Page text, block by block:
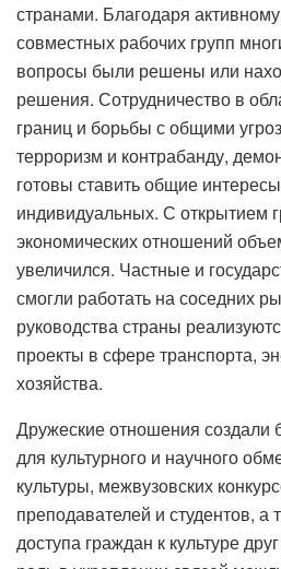
странами. Благодаря
совместных рабочих групп
вопросы были решены или
решения. Сотрудничество в
границ и борьбы с общими
терроризм и контрабанду,
готовы ставить общие
индивидуальных. С открытием
экономических отношений
увеличился. Частные и
смогли работать на соседних
руководства страны
проекты в сфере транспорта,
хозяйства.
Дружеские отношения создали
для культурного и научного
культуры, межвузовских
преподавателей и студентов,
доступа граждан к культуре